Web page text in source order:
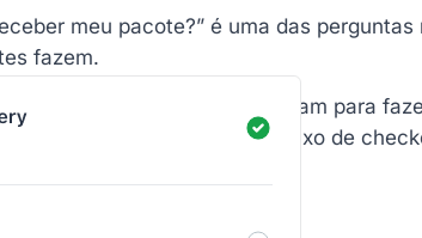
meu pacote?” é uma das perguntas
fazem.
a garantia de que precisam para
de entrega precisas em seu fluxo de